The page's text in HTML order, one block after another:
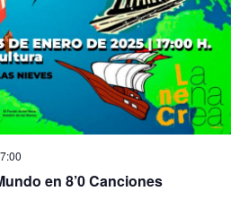
en 8’0 Canciones